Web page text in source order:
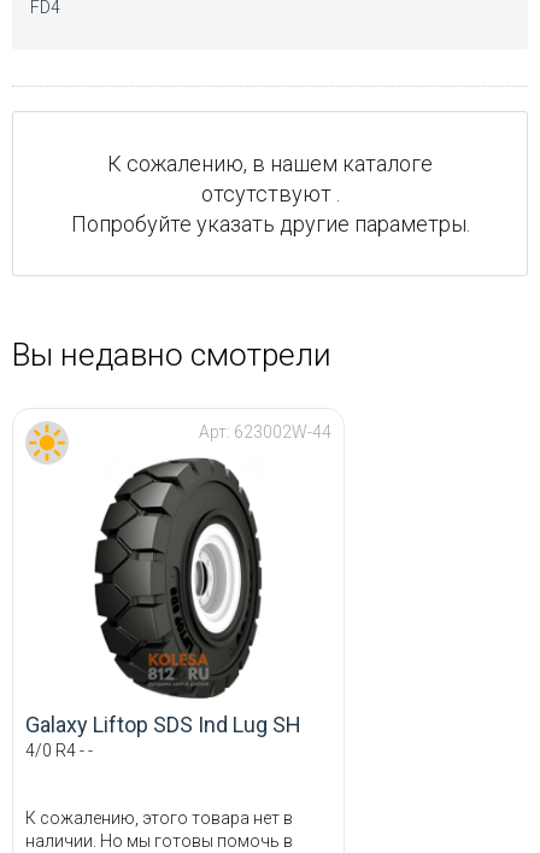
К сожалению, в нашем каталоге
отсутствуют .
Попробуйте указать другие параметры.
Вы недавно смотрели
Арт: 623002W-44
Galaxy Liftop SDS Ind Lug SH
4/0 R4 - -
К сожалению, этого товара нет в
наличии. Но мы готовы помочь в